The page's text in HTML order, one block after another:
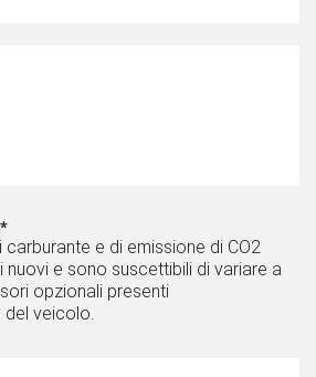
e di emissione di CO2
nuovi e sono suscettibili di variare a
opzionali presenti
del veicolo.